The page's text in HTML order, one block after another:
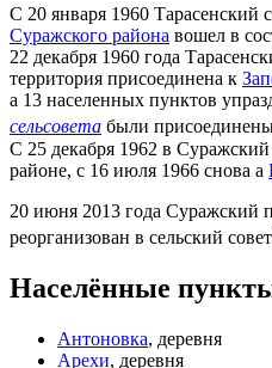
С 20 января 1960 Тарасенский
Суражского района вошел в
22 декабря 1960 года
территория присоединена к
а 13 населенных пунктов
сельсовета были
С 25 декабря 1962 в
районе, с 16 июля 1966 снова а
20 июня 2013 года Суражский
реорганизован в сельский совет
Населённые
Антоновка, деревня
Арехи, деревня